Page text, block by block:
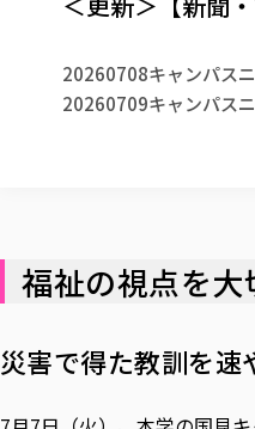
20260708キャンパス
20260709キャンパス
福祉の視点を
災害で得た教訓を速